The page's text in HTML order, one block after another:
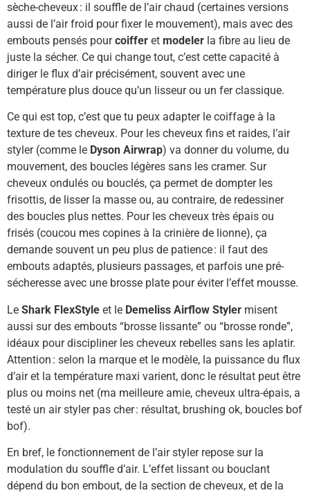
sèche-cheveux : il souffle de l’air chaud (certaines versions
aussi de l’air froid pour fixer le mouvement), mais avec des
embouts pensés pourcoiffer et modeler la fibre au lieu de
juste la sécher. Ce qui change tout, c’est cette capacité à
diriger le flux d’air précisément, souvent avec une
température plus douce qu’un lisseur ou un fer classique.
Ce qui est top, c’est que tu peux adapter le coiffage à la
texture de tes cheveux. Pour les cheveux fins et raides, l’air
styler (comme le Dyson Airwrap) va donner du volume, du
mouvement, des boucles légères sans les cramer. Sur
cheveux ondulés ou bouclés, ça permet de dompter les
frisottis, de lisser la masse ou, au contraire, de redessiner
des boucles plus nettes. Pour les cheveux très épais ou
frisés (coucou mes copines à la crinière de lionne), ça
demande souvent un peu plus de patience : il faut des
embouts adaptés, plusieurs passages, et parfois une pré-
sécheresse avec une brosse plate pour éviter l’effet mousse.
Le Shark FlexStyle et le Demeliss Airflow Styler misent
aussi sur des embouts “brosse lissante” ou “brosse ronde”,
idéaux pour discipliner les cheveux rebelles sans les aplatir.
Attention : selon la marque et le modèle, la puissance du flux
d’air et la température maxi varient, donc le résultat peut être
plus ou moins net (ma meilleure amie, cheveux ultra-épais, a
testé un air styler pas cher : résultat, brushing ok, boucles bof
bof).
En bref, le fonctionnement de l’air styler repose sur la
modulation du souffle d’air. L’effet lissant ou bouclant
dépend du bon embout, de la section de cheveux, et de la